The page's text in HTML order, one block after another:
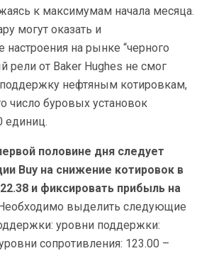
к максимумам начала месяца.
могут оказать и
настроения на рынке “черного
рели от Baker Hughes не смог
нефтяным котировкам,
число буровых установок
единиц.
половине дня следует
Buy на снижение котировок в
и фиксировать прибыль на
выделить следующие
уровни поддержки:
сопротивления: 123.00 –